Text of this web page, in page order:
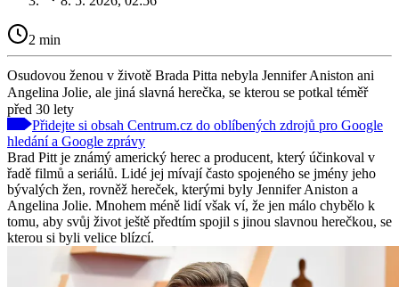
2 min
Osudovou ženou v životě Brada Pitta nebyla Jennifer Aniston ani
Angelina Jolie, ale jiná slavná herečka, se kterou se potkal téměř
před 30 lety
Přidejte si obsah Centrum.cz do oblíbených zdrojů pro Google
hledání a Google zprávy
Brad Pitt je známý americký herec a producent, který účinkoval v
řadě filmů a seriálů. Lidé jej mívají často spojeného se jmény jeho
bývalých žen, rovněž hereček, kterými byly Jennifer Aniston a
Angelina Jolie. Mnohem méně lidí však ví, že jen málo chybělo k
tomu, aby svůj život ještě předtím spojil s jinou slavnou herečkou, se
kterou si byli velice blízcí.